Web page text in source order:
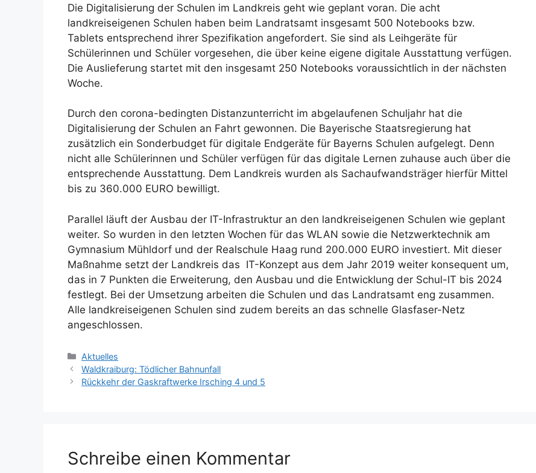
Die Digitalisierung der Schulen im Landkreis geht wie geplant voran. Die acht
landkreiseigenen Schulen haben beim Landratsamt insgesamt 500 Notebooks bzw.
Tablets entsprechend ihrer Spezifikation angefordert. Sie sind als Leihgeräte für
Schülerinnen und Schüler vorgesehen, die über keine eigene digitale Ausstattung verfügen.
Die Auslieferung startet mit den insgesamt 250 Notebooks voraussichtlich in der nächsten
Woche.
Durch den corona-bedingten Distanzunterricht im abgelaufenen Schuljahr hat die
Digitalisierung der Schulen an Fahrt gewonnen. Die Bayerische Staatsregierung hat
zusätzlich ein Sonderbudget für digitale Endgeräte für Bayerns Schulen aufgelegt. Denn
nicht alle Schülerinnen und Schüler verfügen für das digitale Lernen zuhause auch über die
entsprechende Ausstattung. Dem Landkreis wurden als Sachaufwandsträger hierfür Mittel
bis zu 360.000 EURO bewilligt.
Parallel läuft der Ausbau der IT-Infrastruktur an den landkreiseigenen Schulen wie geplant
weiter. So wurden in den letzten Wochen für das WLAN sowie die Netzwerktechnik am
Gymnasium Mühldorf und der Realschule Haag rund 200.000 EURO investiert. Mit dieser
Maßnahme setzt der Landkreis das IT-Konzept aus dem Jahr 2019 weiter konsequent um,
das in 7 Punkten die Erweiterung, den Ausbau und die Entwicklung der Schul-IT bis 2024
festlegt. Bei der Umsetzung arbeiten die Schulen und das Landratsamt eng zusammen.
Alle landkreiseigenen Schulen sind zudem bereits an das schnelle Glasfaser-Netz
angeschlossen.
Kategorien
Aktuelles
Waldkraiburg: Tödlicher Bahnunfall
Rückkehr der Gaskraftwerke Irsching 4 und 5
Schreibe einen Kommentar